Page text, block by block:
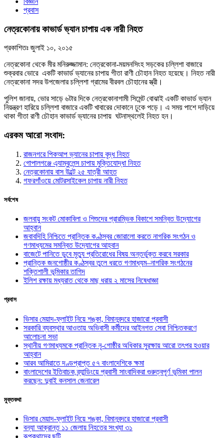
প্রবাস
নেত্রকোনায় কাভার্ড ভ্যান চাপায় এক নারী নিহত
প্রকাশিতঃ জুলাই ১০, ২০১৫
নেত্রকোনা থেকে মীর মনিরুজ্জামান: নেত্রকোনা-ময়মনসিংহ সড়কের চল্লিশা বাজারে
শুক্রবার ভোরে একটি কাভার্ড ভ্যানের চাপায় গীতা রাণী চৌহান নিহত হয়েছে। নিহত নারী
নেত্রকোনা সদর উপজেলার চল্লিশা গ্রামের বীরবল চৌহানের স্ত্রী।
পুলিশ জানায়, ভোর সাড়ে ৬টার দিকে নেত্রকোনাগামী সিমেন্ট বোঝাই একটি কাভার্ড ভ্যান
নিয়ন্ত্রণ হারিয়ে চল্লিশা বাজারে একটি খাবারের দোকানে ঢুকে পড়ে। এ সময় পাশে দাড়িয়ে
থাকা গীতা রাণী চৌহান কাভার্ড ভ্যানের চাপায় ঘটনাস্থলেই নিহত হন।
এরকম আরো সংবাদ:
রাজনগরে পিকআপ ভ্যানের চাপায় বৃদ্ধ নিহত
গোপালগঞ্জে এ্যাম্বুলেন্স চাপায় মুক্তিযোদ্ধা নিহত
নেত্রকোনায় বাস উল্টে ২৫ যাত্রী আহত
গফরগাঁওয়ে মোটরসাইকেল চাপায় নারী নিহত
সর্বশেষ
জলবায়ু সংকট মোকাবিলা ও শিশুদের প্রারম্ভিক বিকাশে সমন্বিত উদ্যোগের
আহ্বান
জবাবদিহি নিশ্চিতে প্রান্তিক কণ্ঠস্বর জোরালো করতে নাগরিক সংগঠন ও
গণমাধ্যমের সমন্বিত উদ্যোগের আহ্বান
বাজেটে পানিতে ডুবে মৃত্যু প্রতিরোধের বিষয় অন্তর্ভুক্ত করবে সরকার
প্রান্তিক জনগোষ্ঠীর কণ্ঠস্বর তুলে ধরতে গণমাধ্যম–নাগরিক সংগঠনের
শক্তিশালী ভূমিকার তাগিদ
ইলিশ রক্ষায় মধ্যরাত থেকে মাছ ধরায় ২ মাসের নিষেধাজ্ঞা
প্রবাস
ভিসার মেয়াদ-ফ্লাইট নিয়ে শঙ্কা, বিমানবন্দরে হাজারো প্রবাসী
সরকারি ব্যবস্থার আওতায় অভিবাসী কর্মীদের আইনগত সেবা নিশ্চিতকরণে
আলোচনা সভা
স্থানীয় গণমাধ্যমকে প্রান্তিক নৃ-গোষ্ঠীর অধিকার সুরক্ষায় আরো তৎপর হওয়ার
আহ্বান
আরব আমিরাতে দণ্ডপ্রাপ্ত ৫৭ বাংলাদেশিকে ক্ষমা
বাংলাদেশের ইতিবাচক ব্র্যান্ডিংয়ে প্রবাসী সাংবাদিকরা গুরুত্বপূর্ণ ভূমিকা পালন
করছেন: দুবাই কনসাল জেনারেল
মুক্তকথা
ভিসার মেয়াদ-ফ্লাইট নিয়ে শঙ্কা, বিমানবন্দরে হাজারো প্রবাসী
বন্যা আক্রান্ত ১১ জেলায় নিহতের সংখ্যা ৩১
রূপকথাদের ছুটি